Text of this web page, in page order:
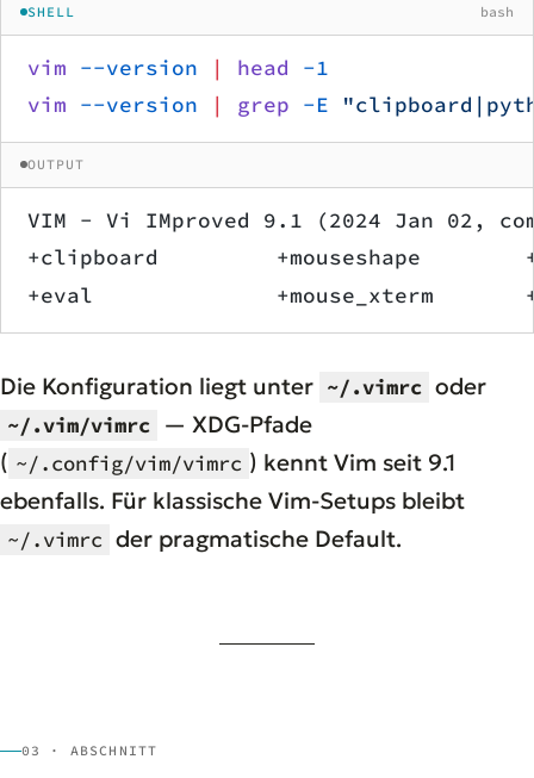
SHELL bash
vim --version | head -1
vim --version | grep -E
OUTPUT
VIM - Vi IMproved 9.1 (2024 Jan 02,
+clipboard         +mouseshape
+eval              +mouse_xterm
Die Konfiguration liegt unter ~/.vimrc oder
~/.vim/vimrc — XDG-Pfade
( ~/.config/vim/vimrc ) kennt Vim seit 9.1
ebenfalls. Für klassische Vim-Setups bleibt
~/.vimrc der pragmatische Default.
03 · ABSCHNITT